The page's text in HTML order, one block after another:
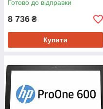
Готово до відправки
8 736 ₴
Купити